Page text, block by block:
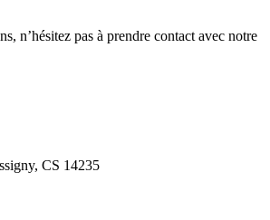
n’hésitez pas à prendre contact avec notre
CS 14235